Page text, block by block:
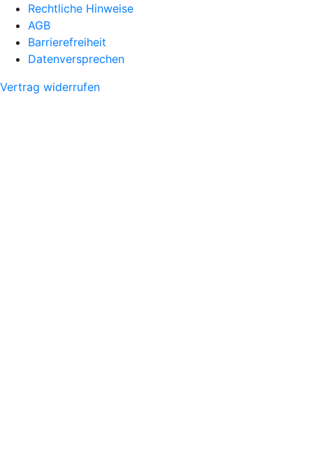
Rechtliche Hinweise
AGB
Barrierefreiheit
Datenversprechen
Vertrag widerrufen